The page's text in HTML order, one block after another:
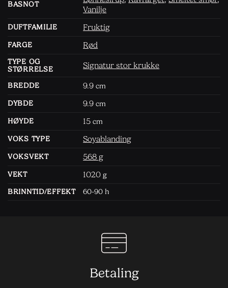
BASNOT
Vanilje
DUFTFAMILIE Fruktig
FARGE Rød
TYPE OG
STØRRELSE
Signatur stor krukke
BREDDE 9.9 cm
DYBDE
9.9 cm
HØYDE
15 cm
VOKS TYPE
Soyablanding
VOKSVEKT 568 g
VEKT 1020 g
BRINNTID/EFFEKT
60-90 h
Betaling